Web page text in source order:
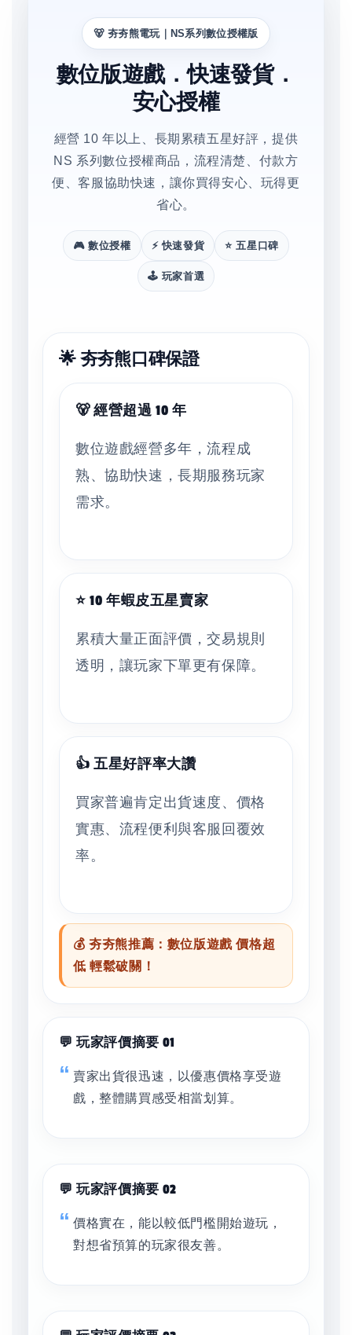
🐻 夯夯熊電玩｜NS系列數位授權版
數位版遊戲．快速發貨．
安心授權
經營 10 年以上、長期累積五星好評，提供
NS 系列數位授權商品，流程清楚、付款方
便、客服協助快速，讓你買得安心、玩得更
省心。
🎮 數位授權 ⚡ 快速發貨 ⭐ 五星口碑
🕹️ 玩家首選
🌟 夯夯熊口碑保證
🐻 經營超過 10 年
數位遊戲經營多年，流程成
熟、協助快速，長期服務玩家
需求。
⭐ 10 年蝦皮五星賣家
累積大量正面評價，交易規則
透明，讓玩家下單更有保障。
👍 五星好評率大讚
買家普遍肯定出貨速度、價格
實惠、流程便利與客服回覆效
率。
💰 夯夯熊推薦：數位版遊戲 價格超
低 輕鬆破關！
💬 玩家評價摘要 01
賣家出貨很迅速，以優惠價格享受遊
戲，整體購買感受相當划算。
💬 玩家評價摘要 02
價格實在，能以較低門檻開始遊玩，
對想省預算的玩家很友善。